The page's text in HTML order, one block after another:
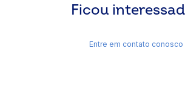
Ficou
Entre em contato conosco